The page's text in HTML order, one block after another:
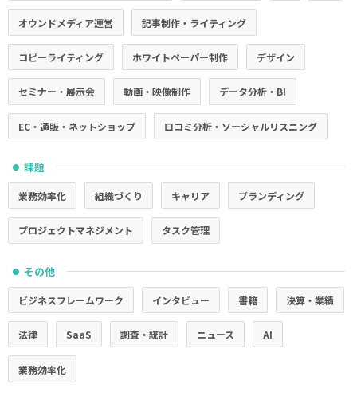
オウンドメディア運営 記事制作・ライティング
コピーライティング ホワイトペーパー制作 デザイン
セミナー・展示会 動画・映像制作 データ分析・BI
EC・通販・ネットショップ 口コミ分析・ソーシャルリスニング
● 課題
業務効率化 組織づくり キャリア ブランディング
プロジェクトマネジメント タスク管理
● その他
ビジネスフレームワーク インタビュー 書籍 決算・業績
法律 SaaS 調査・統計 ニュース AI
業務効率化